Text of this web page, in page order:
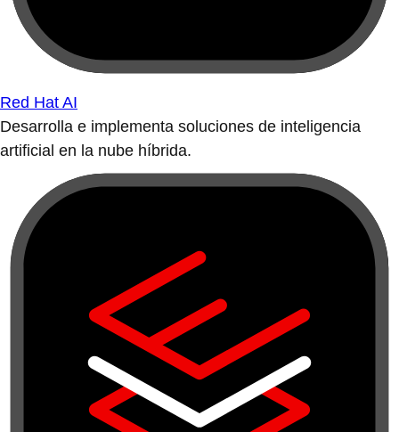
Red Hat AI
Desarrolla e implementa soluciones de inteligencia
artificial en la nube híbrida.